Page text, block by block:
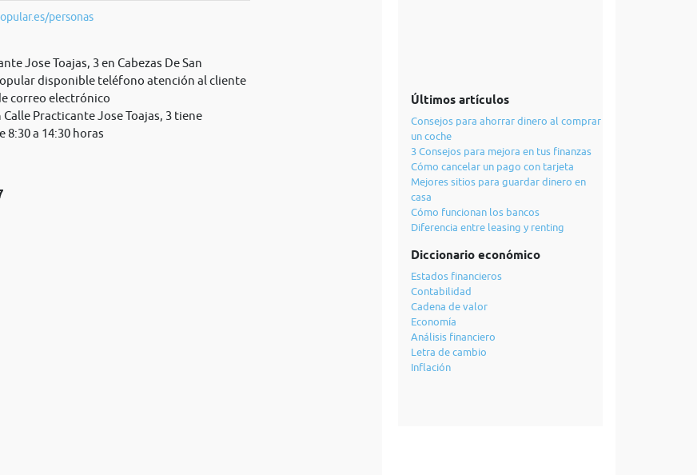
personas
Jose Toajas, 3 en Cabezas De San
disponible teléfono atención al cliente
correo electrónico
Calle Practicante Jose Toajas, 3 tiene
a 14:30 horas
Últimos artículos
Consejos para ahorrar dinero al comprar
un coche
3 Consejos para mejora en tus finanzas
Cómo cancelar un pago con tarjeta
Mejores sitios para guardar dinero en
casa
Cómo funcionan los bancos
Diferencia entre leasing y renting
Diccionario económico
Estados financieros
Contabilidad
Cadena de valor
Economía
Análisis financiero
Letra de cambio
Inflación